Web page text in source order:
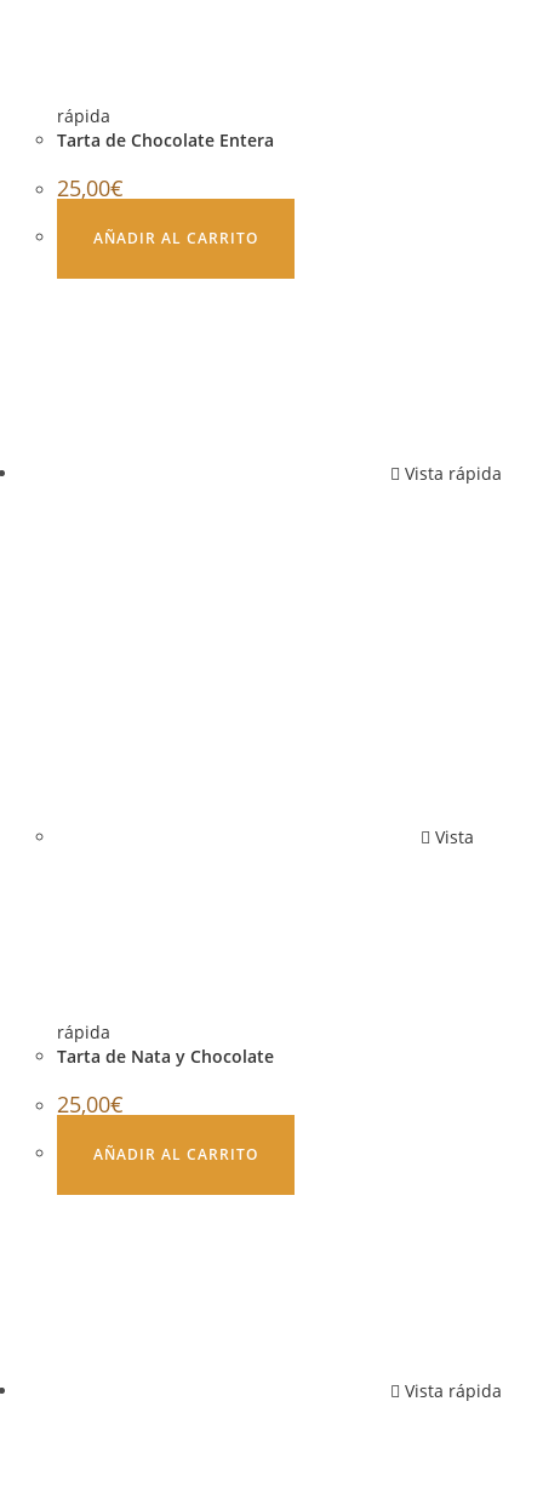
rápida
Tarta de Chocolate Entera
25,00€
AÑADIR AL CARRITO
Vista rápida
Vista
rápida
Tarta de Nata y Chocolate
25,00€
AÑADIR AL CARRITO
Vista rápida